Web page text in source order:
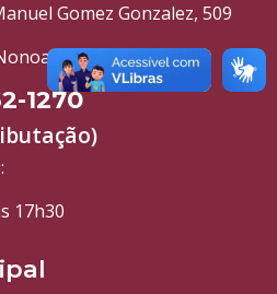
Gomez Gonzalez, 509
RS
1270
17h30